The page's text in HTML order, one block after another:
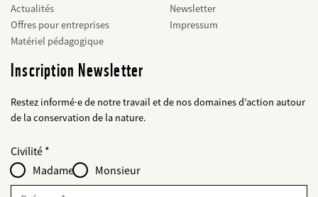
Actualités
Offres pour entreprises
Matériel pédagogique
Newsletter
Impressum
Inscription Newsletter
Restez informé·e de notre travail et de nos domaines d’action autour
de la conservation de la nature.
Web2Case
Infofelder
löschen
-
für
web2lead
Fieldset
anrede_name
Civilité
Madame
Monsieur